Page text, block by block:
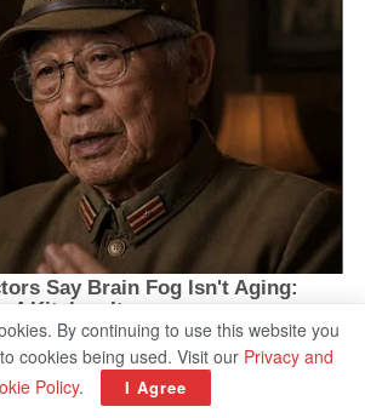
By continuing to use this website you
cookies being used. Visit our Privacy and
Policy. I Agree